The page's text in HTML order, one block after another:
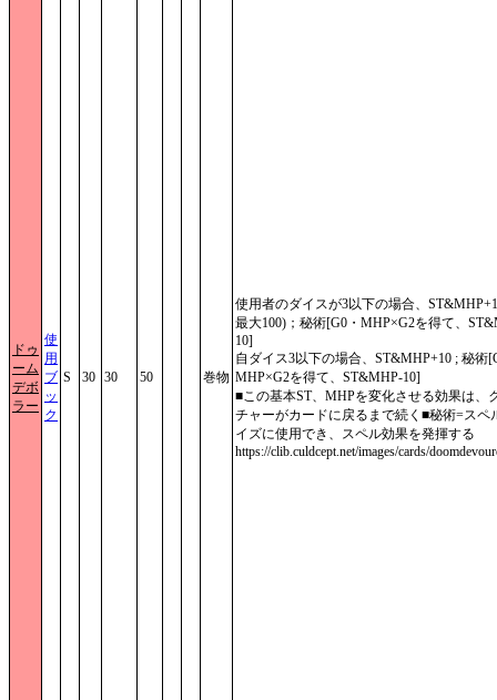
ドゥ
ーム
デボ
ラー
使
用
ブ
ッ
ク
S 30 30 50 巻物
使用者のダイスが3以下の場合、
最大100)；秘術[G0・MHP×G2を得て、
10]
自ダイス3以下の場合、ST&MHP+10 ; 秘術
MHP×G2を得て、ST&MHP-10]
■この基本ST、MHPを変化させる効果は、
チャーがカードに戻るまで続く■秘術=スペ
イズに使用でき、スペル効果を発揮する
https://clib.culdcept.net/images/cards/